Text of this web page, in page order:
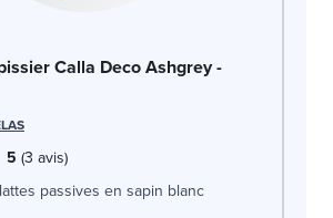
Calla Deco Ashgrey -
5 3 avis
passives en sapin blanc